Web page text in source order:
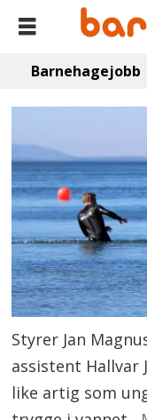
Barnehagejobb
Styrer Jan
assistent Hallvar
like artig som